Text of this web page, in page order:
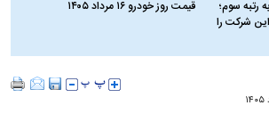
رتبه سوم؛
شرکت را
قیمت روز خودرو ۱۶ مرداد ۱۴۰۵